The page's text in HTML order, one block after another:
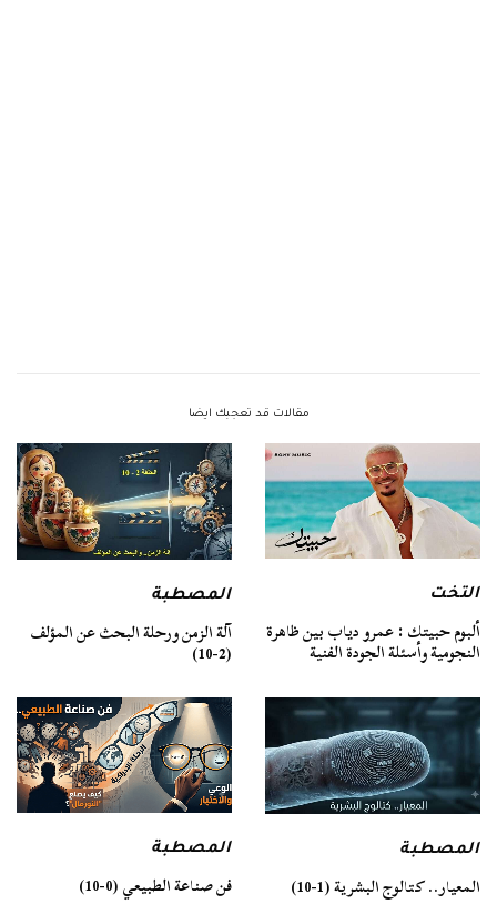
مقالات قد تعجبك ايضا
التخت
ألبوم حبيتك : عمرو دياب بين ظاهرة
النجومية وأسئلة الجودة الفنية
المصطبة
آلة الزمن ورحلة البحث عن المؤلف
(2-10)
المصطبة
المعيار.. كتالوج البشرية (1-10)
المصطبة
فن صناعة الطبيعي (0-10)